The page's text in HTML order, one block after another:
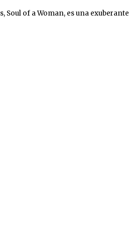
Soul of a Woman, es una exuberante